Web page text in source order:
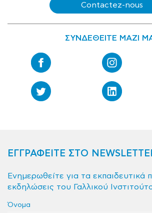
Contactez-nous
ΣΥΝΔΕΘΕΙΤΕ ΜΑΖΙ
ΕΓΓΡΑΦΕΙΤΕ ΣΤΟ
Ενημερωθείτε για τα εκπαιδευτικά
εκδηλώσεις του Γαλλικού
Όνομα